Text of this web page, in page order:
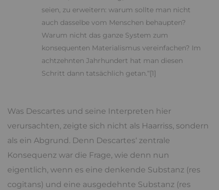
seien, zu erweitern: warum sollte man nicht
auch dasselbe vom Menschen behaupten?
Warum nicht das ganze System zum
konsequenten Materialismus vereinfachen? Im
achtzehnten Jahrhundert hat man diesen
Schritt dann tatsächlich getan.“[1]
Was Descartes und seine Interpreten hier
verursachten, zeigte sich nicht als Haarriss, sondern
als ein Abgrund. Denn Descartes‘ zentrale
Konsequenz war die Frage, wie denn nun
eigentlich, wenn es eine denkende Substanz (res
cogitans) und eine ausgedehnte Substanz (res